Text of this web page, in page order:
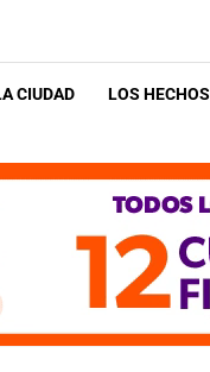
CIUDAD LOS HECHOS